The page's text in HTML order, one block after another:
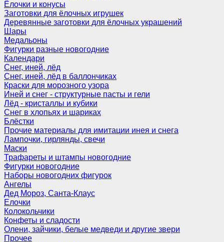
Ёлочки и конусы
Заготовки для ёлочных игрушек
Деревянные заготовки для ёлочных украшений
Шары
Медальоны
Фигурки разные новогодние
Календари
Снег, иней, лёд
Снег, иней, лёд в баллончиках
Краски для морозного узора
Иней и снег - структурные пасты и гели
Лёд - кристаллы и кубики
Снег в хлопьях и шариках
Блёстки
Прочие материалы для имитации инея и снега
Лампочки, гирлянды, свечи
Маски
Трафареты и штампы новогодние
Фигурки новогодние
Наборы новогодних фигурок
Ангелы
Дед Мороз, Санта-Клаус
Елочки
Колокольчики
Конфеты и сладости
Олени, зайчики, белые медведи и другие звери
Прочее